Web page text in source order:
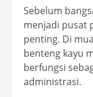
Sebelum
menjadi pusat
penting. Di
benteng kayu
berfungsi
administrasi.